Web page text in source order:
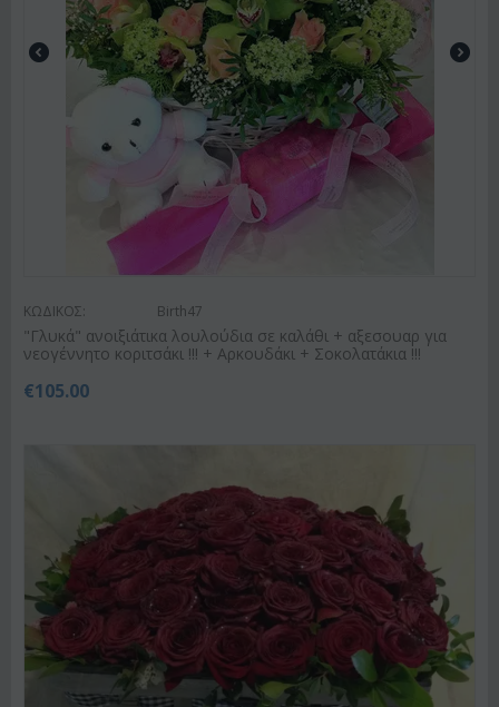
ΚΩΔΙΚΟΣ: Birth47
"Γλυκά" ανοιξιάτικα λουλούδια σε καλάθι + αξεσουαρ για
νεογέννητο κοριτσάκι !!! + Αρκουδάκι + Σοκολατάκια !!!
€105.00